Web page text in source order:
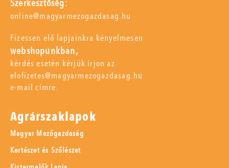
Szerkesztőség:
online@magyarmezogazdasag.hu
Fizessen elő lapjainkra kényelmesen
webshopunkban,
kérdés esetén kérjük írjon az
elofizetes@magyarmezogazdasag.hu
e-mail címre.
Agrárszaklapok
Magyar Mezőgazdaság
Kertészet és Szőlészet